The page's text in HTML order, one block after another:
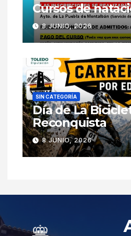
Cursos de
8 JUNIO, 2026
SIN CATEGORÍA
Día de La
Reconquista
8 JUNIO, 2026